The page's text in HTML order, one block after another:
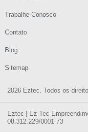
2026 Eztec. Todos os
Trabalhe Conosco
Contato
Blog
Sitemap
Eztec | Ez Tec
08.312.229/0001-73